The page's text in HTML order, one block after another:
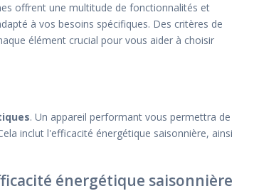
offrent une multitude de fonctionnalités et
à vos besoins spécifiques. Des critères de
élément crucial pour vous aider à choisir
. Un appareil performant vous permettra de
inclut l'efficacité énergétique saisonnière, ainsi
énergétique saisonnière